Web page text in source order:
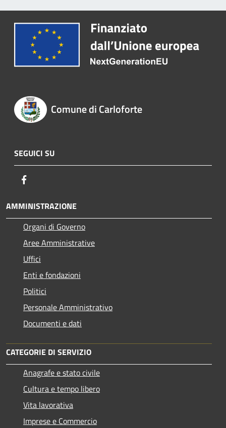
Comune di Carloforte
SEGUICI SU
AMMINISTRAZIONE
Organi di Governo
Aree Amministrative
Uffici
Enti e fondazioni
Politici
Personale Amministrativo
Documenti e dati
CATEGORIE DI SERVIZIO
Anagrafe e stato civile
Cultura e tempo libero
Vita lavorativa
Imprese e Commercio